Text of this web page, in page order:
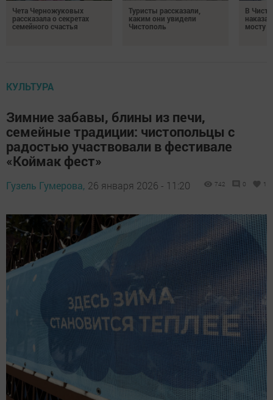
Чета Черножуковых
рассказала о секретах
семейного счастья
Туристы рассказали,
каким они увидели
Чистополь
В
мосту
КУЛЬТУРА
Зимние забавы, блины из печи,
семейные традиции: чистопольцы с
радостью участвовали в фестивале
«Коймак фест»
Гузель Гумерова, 26 января 2026 - 11:20 742 0 1